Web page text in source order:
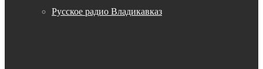
Русское радио Владикавказ